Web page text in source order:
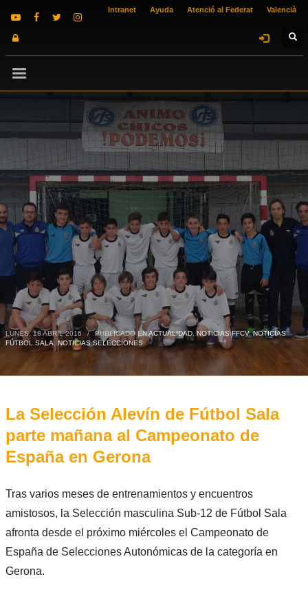
Intranet Ayuda Atenció al Federat Valencià
LUNES, 18 ABRIL 2016 / PUBLICADO ENACTUALIDAD,NOTICIAS FFCV,NOTICIAS
FÚTBOL SALA, NOTICIAS SELECCIONES
La Selección Alevín de Fútbol Sala
parte mañana al Campeonato de
España en Gerona
Tras varios meses de entrenamientos y encuentros
amistosos, la Selección masculina Sub-12 de Fútbol Sala
afronta desde el próximo miércoles el Campeonato de
España de Selecciones Autonómicas de la categoría en
Gerona.